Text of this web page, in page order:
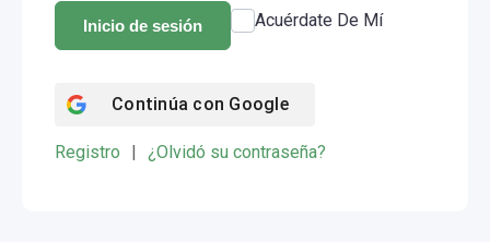
Inicio de sesión Acuérdate De Mí
Continúa con Google
Registro | ¿Olvidó su contraseña?